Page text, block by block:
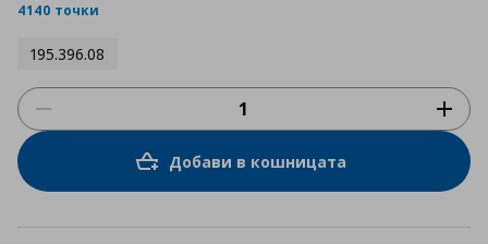
4140 точки
195.396.08
Добави в кошницата